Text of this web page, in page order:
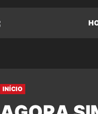
INÍCIO